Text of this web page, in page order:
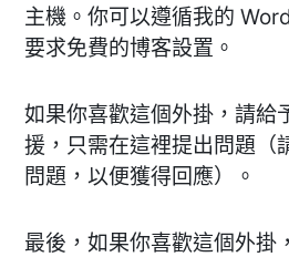
主機。你可以遵循我的
要求免費的博客設置。
如果你喜歡這個外掛，請給
援，只需在這裡提出問題（
問題，以便獲得回應）。
最後，如果你喜歡這個外掛